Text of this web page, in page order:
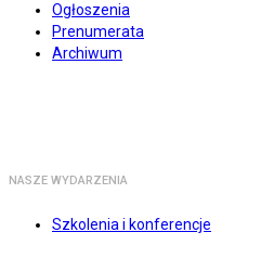
Ogłoszenia
Prenumerata
Archiwum
NASZE WYDARZENIA
Szkolenia i konferencje